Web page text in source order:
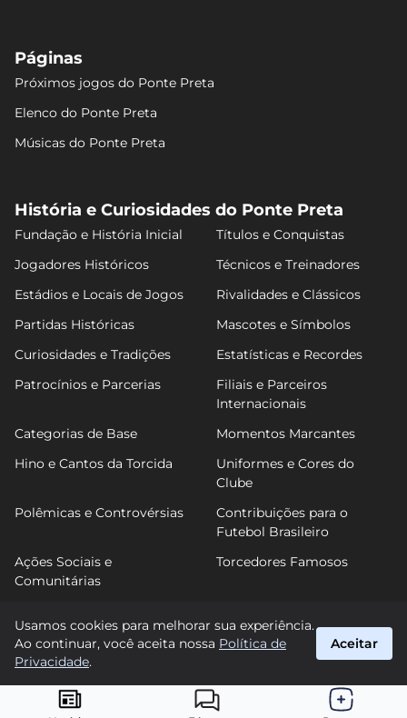
Páginas
Próximos jogos do Ponte Preta
Elenco do Ponte Preta
Músicas do Ponte Preta
História e Curiosidades do Ponte Preta
Fundação e História Inicial
Títulos e Conquistas
Jogadores Históricos
Técnicos e Treinadores
Estádios e Locais de Jogos
Rivalidades e Clássicos
Partidas Históricas
Mascotes e Símbolos
Curiosidades e Tradições
Estatísticas e Recordes
Patrocínios e Parcerias
Filiais e Parceiros
Internacionais
Categorias de Base
Momentos Marcantes
Hino e Cantos da Torcida
Uniformes e Cores do
Clube
Polêmicas e Controvérsias
Contribuições para o
Futebol Brasileiro
Ações Sociais e
Comunitárias
Torcedores Famosos
FutPonte
© 2026 FutPonte. Todos os direitos reservados.
Usamos cookies para melhorar sua experiência.
Ao continuar, você aceita nossa Política de
Privacidade.
Aceitar